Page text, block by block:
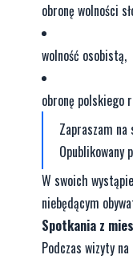
obronę wolności
wolność osobistą,​
obronę polskiego
Zapraszam
Opublikowany
W swoich
niebędącym
Spotkania z
Podczas wizyty